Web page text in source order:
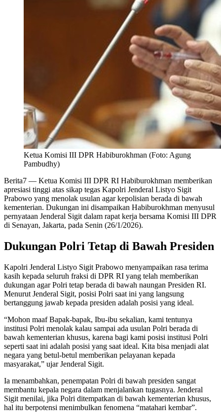
Ketua Komisi III DPR Habiburokhman (Foto: Agung
Pambudhy)
Berita7 — Ketua Komisi III DPR RI Habiburokhman memberikan
apresiasi tinggi atas sikap tegas Kapolri Jenderal Listyo Sigit
Prabowo yang menolak usulan agar kepolisian berada di bawah
kementerian. Dukungan ini disampaikan Habiburokhman menyusul
pernyataan Jenderal Sigit dalam rapat kerja bersama Komisi III DPR
di Senayan, Jakarta, pada Senin (26/1/2026).
Dukungan Polri Tetap di Bawah Presiden
Kapolri Jenderal Listyo Sigit Prabowo menyampaikan rasa terima
kasih kepada seluruh fraksi di DPR RI yang telah memberikan
dukungan agar Polri tetap berada di bawah naungan Presiden RI.
Menurut Jenderal Sigit, posisi Polri saat ini yang langsung
bertanggung jawab kepada presiden adalah posisi yang ideal.
“Mohon maaf Bapak-bapak, Ibu-ibu sekalian, kami tentunya
institusi Polri menolak kalau sampai ada usulan Polri berada di
bawah kementerian khusus, karena bagi kami posisi institusi Polri
seperti saat ini adalah posisi yang saat ideal. Kita bisa menjadi alat
negara yang betul-betul memberikan pelayanan kepada
masyarakat,” ujar Jenderal Sigit.
Ia menambahkan, penempatan Polri di bawah presiden sangat
membantu kepala negara dalam menjalankan tugasnya. Jenderal
Sigit menilai, jika Polri ditempatkan di bawah kementerian khusus,
hal itu berpotensi menimbulkan fenomena “matahari kembar”.